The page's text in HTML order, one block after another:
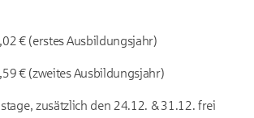
Ausbildungsjahr)
Ausbildungsjahr)
zusätzlich den 24.12. & 31.12. frei